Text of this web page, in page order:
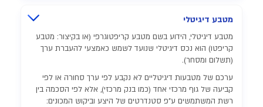
מטבע דיגיטלי
מטבע דיגיטלי, הידוע בשם מטבע קריפטוגרפי (או בקיצור: מטבע
קריפטו) הוא נכס דיגיטלי שנועד לשמש כאמצעי להעברת ערך
(תשלום ומסחר).
ערכם של מטבעות דיגיטליים לא נקבע לפי ערך סחורה או לפי
קביעה של גוף מרכזי אחד (כמו בנק מרכזי), אלא לפי הסכמה בין
רשת המשתמשים ע"פ סטנדרטים של היצע וביקוש המכונים: